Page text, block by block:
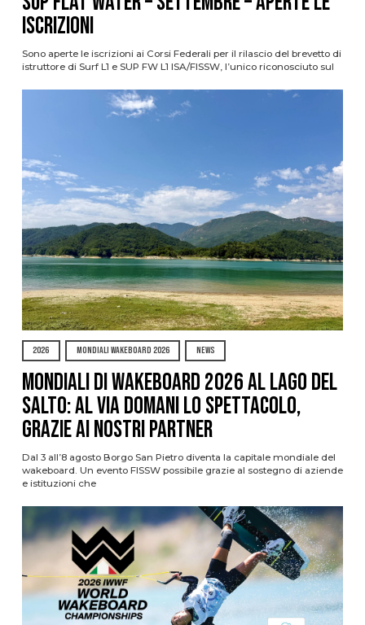
ISCRIZIONI
Sono aperte le iscrizioni ai Corsi Federali per il rilascio del brevetto di
istruttore di Surf L1 e SUP FW L1 ISA/FISSW, l’unico riconosciuto sul
2026 MONDIALI WAKEBOARD 2026 NEWS
Mondiali di Wakeboard 2026 al Lago del
Salto: al via domani lo spettacolo,
grazie ai nostri Partner
Dal 3 all’8 agosto Borgo San Pietro diventa la capitale mondiale del
wakeboard. Un evento FISSW possibile grazie al sostegno di aziende
e istituzioni che